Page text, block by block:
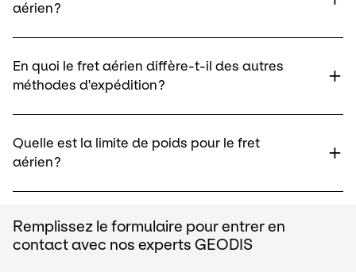
aérien ?
En quoi le fret aérien diffère-t-il des autres
méthodes d'expédition ?
Quelle est la limite de poids pour le fret
aérien ?
Remplissez le formulaire pour entrer en
contact avec nos experts GEODIS